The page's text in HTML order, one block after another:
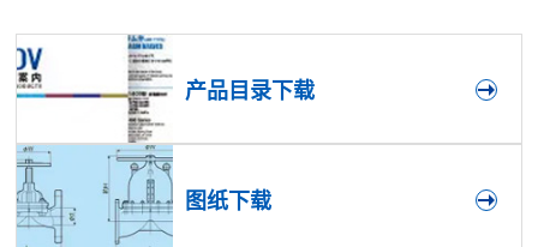
产品目录下载
图纸下载